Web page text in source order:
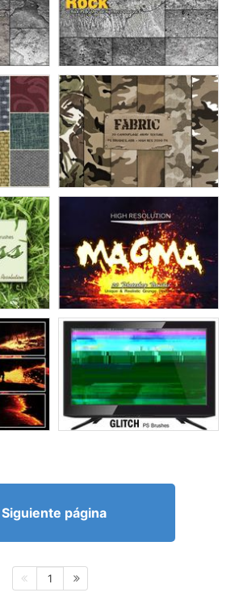
Siguiente página
1